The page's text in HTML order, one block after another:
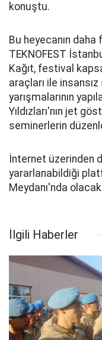
konuştu.
Bu heyecanın
TEKNOFEST
Kağıt, festival
araçları ile
yarışmalarının
Yıldızları'nın jet
seminerlerin
İnternet üzerinden
yararlanabildiği
Meydanı'nda
İlgili Haberler